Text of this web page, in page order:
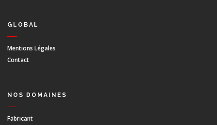
GLOBAL
Mentions Légales
Contact
NOS DOMAINES
Fabricant